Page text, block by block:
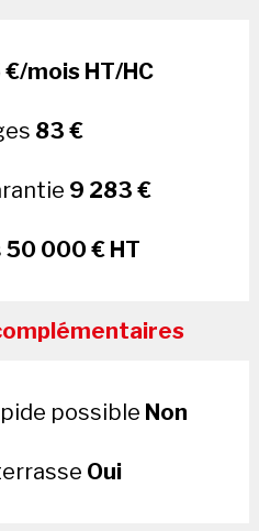
mois HT/HC
83 €
9 283 €
50 000 € HT
possible Non
Oui